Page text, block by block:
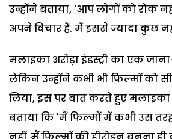
उन्होंने बताया, 'आप लोगों को रोक
अपने विचार हैं. मैं इससे ज्यादा कुछ
मलाइका अरोड़ा इंडस्ट्री का एक
लेकिन उन्होंने कभी भी फिल्मों को
लिया, इस पर बात करते हुए मलाइका
बताया कि 'मैं फिल्मों में कभी उस तरह